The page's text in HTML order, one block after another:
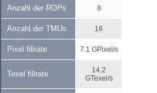
Anzahl der ROPs 8
Anzahl der TMUs 16
Pixel fillrate 7.1 GPixel/s
Texel fillrate
14.2
GTexel/s